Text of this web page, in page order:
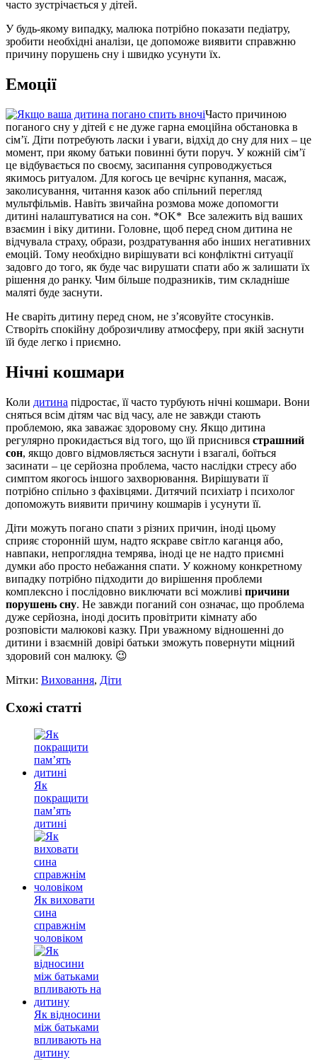
часто зустрічається у дітей.
У будь-якому випадку, малюка потрібно показати педіатру,
зробити необхідні аналізи, це допоможе виявити справжню
причину порушень сну і швидко усунути їх.
Емоції
Часто причиною
поганого сну у дітей є не дуже гарна емоційна обстановка в
сім’ї. Діти потребують ласки і уваги, відхід до сну для них – це
момент, при якому батьки повинні бути поруч. У кожній сім’ї
це відбувається по своєму, засипання супроводжується
якимось ритуалом. Для когось це вечірнє купання, масаж,
заколисування, читання казок або спільний перегляд
мультфільмів. Навіть звичайна розмова може допомогти
дитині налаштуватися на сон. *OK* Все залежить від ваших
взаємин і віку дитини. Головне, щоб перед сном дитина не
відчувала страху, образи, роздратування або інших негативних
емоцій. Тому необхідно вирішувати всі конфліктні ситуації
задовго до того, як буде час вирушати спати або ж залишати їх
рішення до ранку. Чим більше подразників, тим складніше
маляті буде заснути.
Не сваріть дитину перед сном, не з’ясовуйте стосунків.
Створіть спокійну доброзичливу атмосферу, при якій заснути
їй буде легко і приємно.
Нічні кошмари
Коли дитина підростає, її часто турбують нічні кошмари. Вони
сняться всім дітям час від часу, але не завжди стають
проблемою, яка заважає здоровому сну. Якщо дитина
регулярно прокидається від того, що їй приснився страшний
сон, якщо довго відмовляється заснути і взагалі, боїться
засинати – це серйозна проблема, часто наслідки стресу або
симптом якогось іншого захворювання. Вирішувати її
потрібно спільно з фахівцями. Дитячий психіатр і психолог
допоможуть виявити причину кошмарів і усунути її.
Діти можуть погано спати з різних причин, іноді цьому
сприяє сторонній шум, надто яскраве світло каганця або,
навпаки, непроглядна темрява, іноді це не надто приємні
думки або просто небажання спати. У кожному конкретному
випадку потрібно підходити до вирішення проблеми
комплексно і послідовно виключати всі можливі причини
порушень сну. Не завжди поганий сон означає, що проблема
дуже серйозна, іноді досить провітрити кімнату або
розповісти малюкові казку. При уважному відношенні до
дитини і взаємній довірі батьки зможуть повернути міцний
здоровий сон малюку. 😉
Мітки: Виховання, Діти
Схожі статті
Як
покращити
пам’ять
дитині
Як виховати
сина
справжнім
чоловіком
Як відносини
між батьками
впливають на
дитину